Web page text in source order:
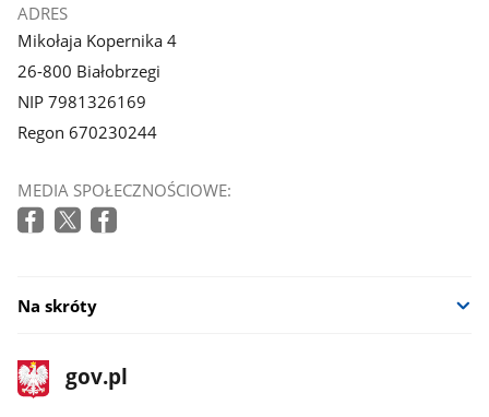
ADRES
Mikołaja Kopernika 4
26-800 Białobrzegi
NIP 7981326169
Regon 670230244
MEDIA SPOŁECZNOŚCIOWE:
Na skróty
stopka
gov.pl
Strona
gov.pl